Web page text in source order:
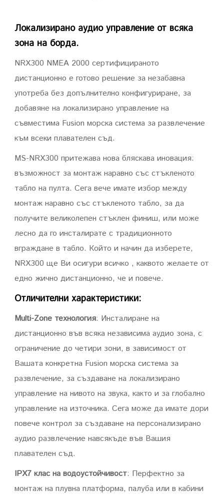
Локализирано аудио управление от всяка
зона на борда.
NRX300 NMEA 2000 сертифицираното
дистанционно е готово решение за незабавна
употреба без допълнително конфигуриране, за
добавяне на локализирано управление на
съвместима Fusion морска система за развлечение
към всеки плавателен съд.
MS-NRX300 притежава нова бляскава иновация:
възможност за монтаж наравно със стъкленото
табло на пулта. Сега вече имате избор между
монтаж наравно със стъкленото табло, за да
получите великолепен стъклен финиш, или може
лесно да го инсталирате с традиционното
вграждане в табло. Който и начин да изберете,
NRX300 ще Ви осигури всичко , каквото желаете от
едно жично дистанционно, че и повече.
Отличителни характеристики:
Multi-Zone технология: Инсталиране на
дистанционно във всяка независима аудио зона, с
ограничение до четири зони, в зависимост от
Вашата конкретна Fusion морска система за
развлечение, за създаване на локализирано
управление на нивото на звука, както и за глобално
управление на източника. Сега може да имате дори
повече контрол за създаване на персонализирано
аудио развлечение навсякъде във Вашия
плавателен съд.
IPX7 клас на водоустойчивост: Перфектно за
монтаж на плувна платформа, палуба или в кабини